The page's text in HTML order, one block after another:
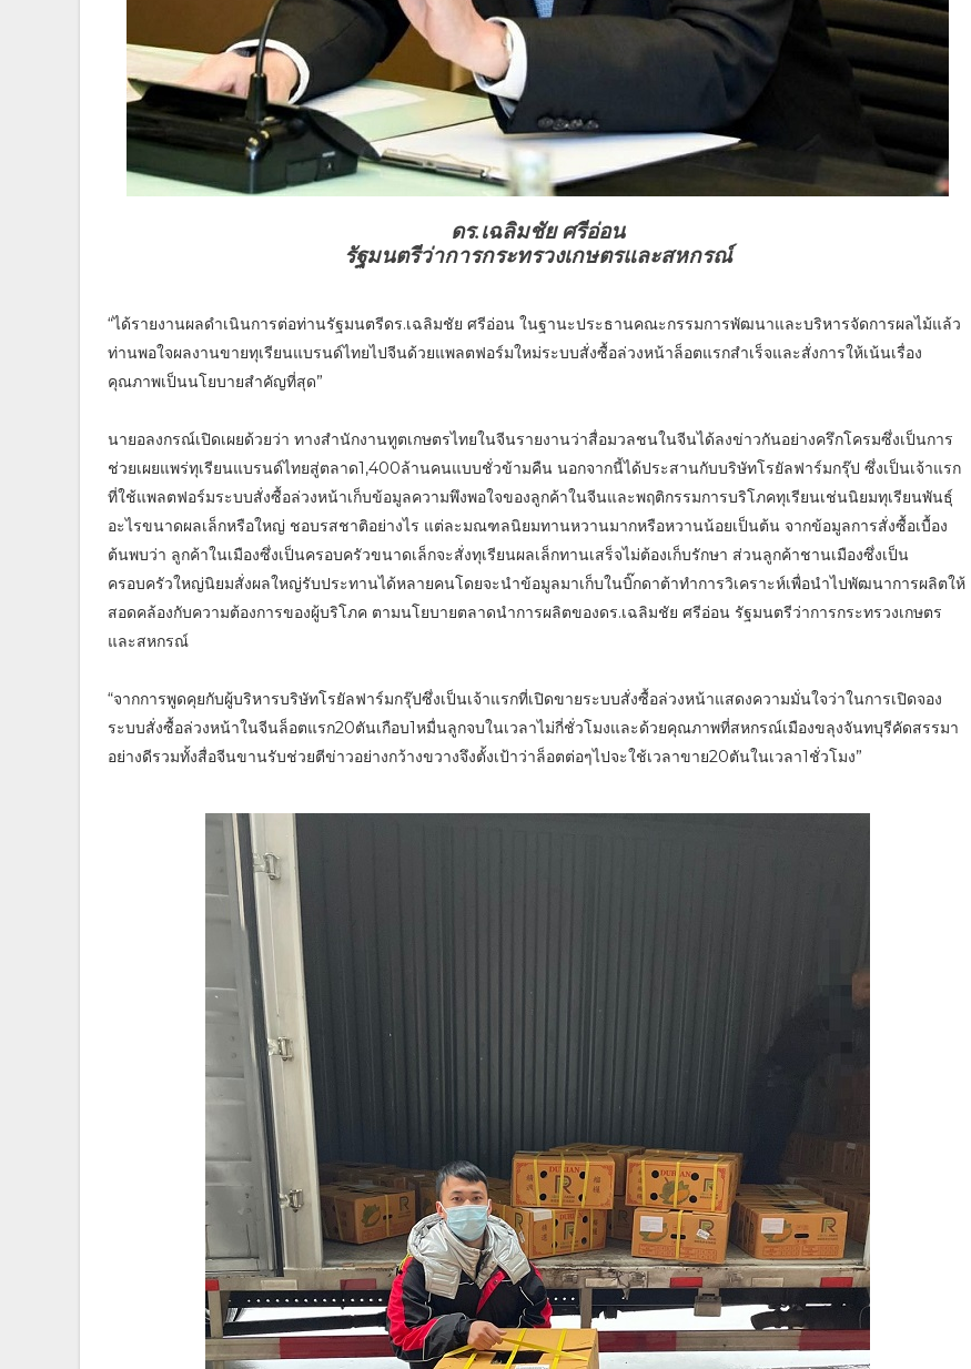
ดร.เฉลิมชัย ศรีอ่อน
รัฐมนตรีว่าการกระทรวงเกษตรและสหกรณ์
“ได้รายงานผลดำเนินการต่อท่านรัฐมนตรีดร.เฉลิมชัย ศรีอ่อน ในฐานะประธานคณะกรรมการพัฒนาและบริหารจัดการผลไม้แล้ว
ท่านพอใจผลงานขายทุเรียนแบรนด์ไทยไปจีนด้วยแพลตฟอร์มใหม่ระบบสั่งซื้อล่วงหน้าล็อตแรกสำเร็จและสั่งการให้เน้นเรื่อง
คุณภาพเป็นนโยบายสำคัญที่สุด”
นายอลงกรณ์เปิดเผยด้วยว่า ทางสำนักงานทูตเกษตรไทยในจีนรายงานว่าสื่อมวลชนในจีนได้ลงข่าวกันอย่างครึกโครมซึ่งเป็นการ
ช่วยเผยแพร่ทุเรียนแบรนด์ไทยสู่ตลาด1,400ล้านคนแบบชั่วข้ามคืน นอกจากนี้ได้ประสานกับบริษัทโรยัลฟาร์มกรุ๊ป ซึ่งเป็นเจ้าแรก
ที่ใช้แพลตฟอร์มระบบสั่งซื้อล่วงหน้าเก็บข้อมูลความพึงพอใจของลูกค้าในจีนและพฤติกรรมการบริโภคทุเรียนเช่นนิยมทุเรียนพันธุ์
อะไรขนาดผลเล็กหรือใหญ่ ชอบรสชาติอย่างไร แต่ละมณฑลนิยมทานหวานมากหรือหวานน้อยเป็นต้น จากข้อมูลการสั่งซื้อเบื้อง
ต้นพบว่า ลูกค้าในเมืองซึ่งเป็นครอบครัวขนาดเล็กจะสั่งทุเรียนผลเล็กทานเสร็จไม่ต้องเก็บรักษา ส่วนลูกค้าชานเมืองซึ่งเป็น
ครอบครัวใหญ่นิยมสั่งผลใหญ่รับประทานได้หลายคนโดยจะนำข้อมูลมาเก็บในบิ๊กดาต้าทำการวิเคราะห์เพื่อนำไปพัฒนาการผลิตให้
สอดคล้องกับความต้องการของผู้บริโภค ตามนโยบายตลาดนำการผลิตของดร.เฉลิมชัย ศรีอ่อน รัฐมนตรีว่าการกระทรวงเกษตร
และสหกรณ์
“จากการพูดคุยกับผู้บริหารบริษัทโรยัลฟาร์มกรุ๊ปซึ่งเป็นเจ้าแรกที่เปิดขายระบบสั่งซื้อล่วงหน้าแสดงความมั่นใจว่าในการเปิดจอง
ระบบสั่งซื้อล่วงหน้าในจีนล็อตแรก20ตันเกือบ1หมื่นลูกจบในเวลาไม่กี่ชั่วโมงและด้วยคุณภาพที่สหกรณ์เมืองขลุงจันทบุรีคัดสรรมา
อย่างดีรวมทั้งสื่อจีนขานรับช่วยตีข่าวอย่างกว้างขวางจึงตั้งเป้าว่าล็อตต่อๆไปจะใช้เวลาขาย20ตันในเวลา1ชั่วโมง”